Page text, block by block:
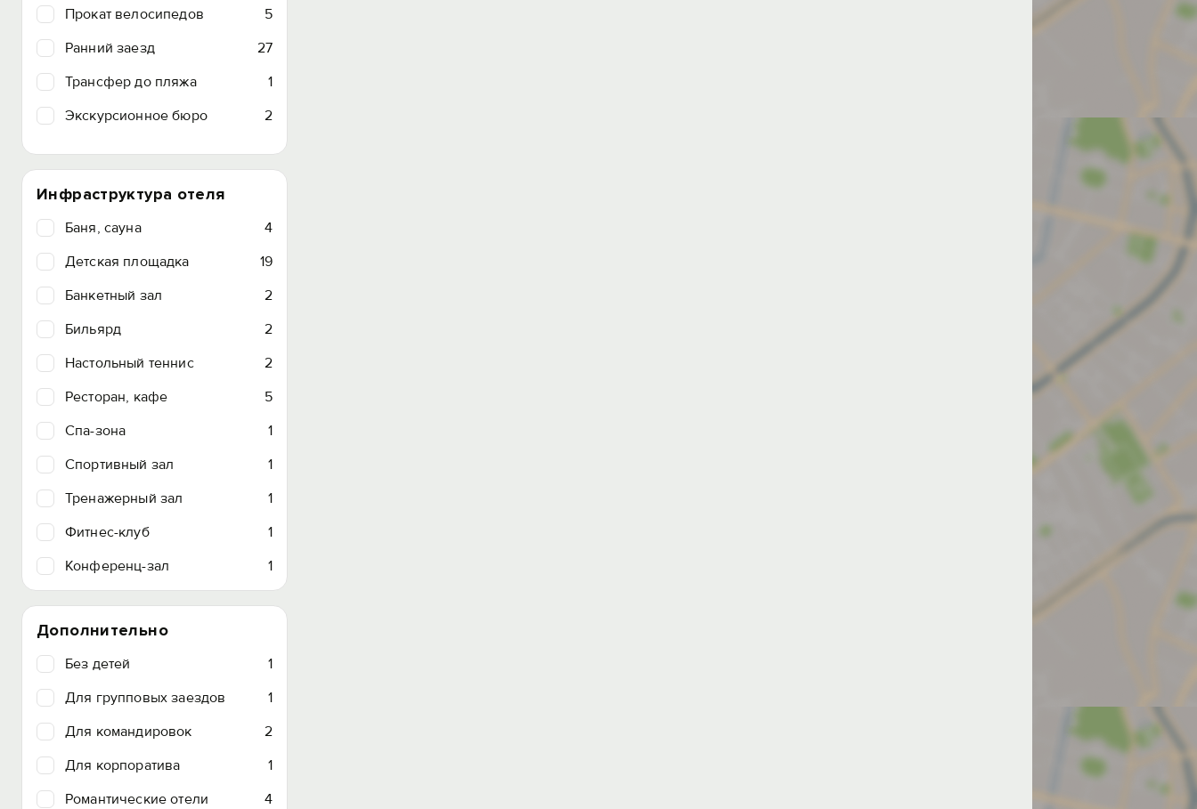
Прокат велосипедов
5
Ранний заезд
27
Трансфер до пляжа
1
Экскурсионное бюро
2
Инфраструктура отеля
Баня, сауна
4
Детская площадка
19
Банкетный зал
2
Бильярд
2
Настольный теннис
2
Ресторан, кафе
5
Спа-зона
1
Спортивный зал
1
Тренажерный зал
1
Фитнес-клуб
1
Конференц-зал
1
Дополнительно
Без детей
1
Для групповых заездов
1
Для командировок
2
Для корпоратива
1
Романтические отели
4